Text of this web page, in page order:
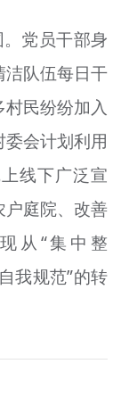
党员干部身
洁队伍每日干
民纷纷加入
会计划利用
线下广泛宣
庭院、改善
从“集中整
我规范”的转